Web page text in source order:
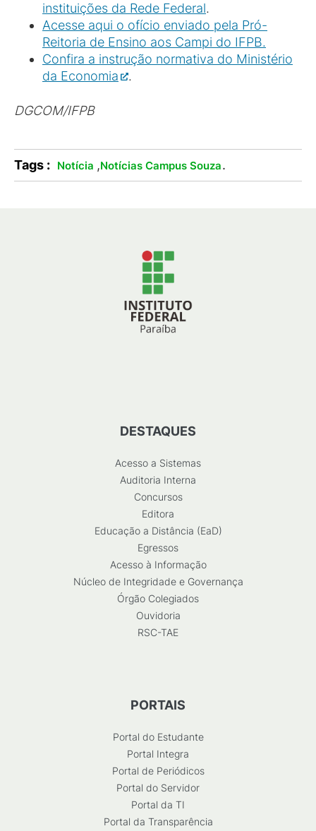
instituições da Rede Federal.
Acesse aqui o ofício enviado pela Pró-
Reitoria de Ensino aos Campi do IFPB.
Confira a instrução normativa do Ministério
da Economia
.
DGCOM/IFPB
Tags : Notícia ,Notícias Campus Souza.
DESTAQUES
Acesso a Sistemas
Auditoria Interna
Concursos
Editora
Educação a Distância (EaD)
Egressos
Acesso à Informação
Núcleo de Integridade e Governança
Órgão Colegiados
Ouvidoria
RSC-TAE
PORTAIS
Portal do Estudante
Portal Integra
Portal de Periódicos
Portal do Servidor
Portal da TI
Portal da Transparência